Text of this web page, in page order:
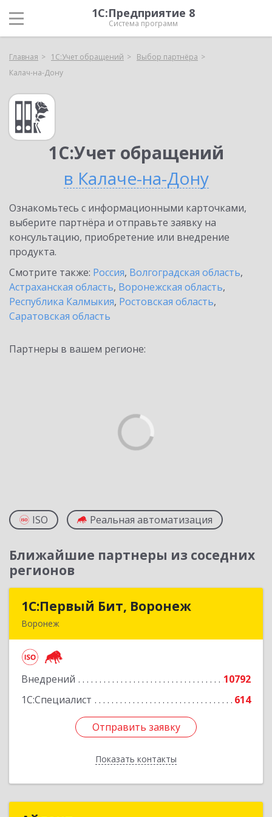
1С:Предприятие 8
Система программ
Главная 1С:Учет обращений
Выбор партнёра
Калач-на-Дону
1С:Учет обращений
в Калаче-на-Дону
Ознакомьтесь с информационными карточками,
выберите партнёра и отправьте заявку на
консультацию, приобретение или внедрение
продукта.
Смотрите также: Россия, Волгоградская область,
Астраханская область, Воронежская область,
Республика Калмыкия, Ростовская область,
Саратовская область
Партнеры в вашем регионе:
ISO Реальная автоматизация
Ближайшие партнеры из соседних
регионов
1С:Первый Бит, Воронеж
Воронеж
Внедрений
10792
1С:Специалист
614
Отправить заявку
Показать контакты
1С:Первый Бит, Воронеж
Подробнее
Отправить заявку
Назад